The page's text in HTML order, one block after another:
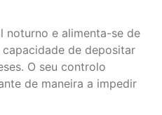
noturno e alimenta-se de
de depositar
O seu controlo
de maneira a impedir